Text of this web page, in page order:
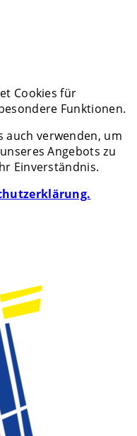
Cookies für
Funktionen.
auch verwenden, um
Angebots zu
Einverständnis.